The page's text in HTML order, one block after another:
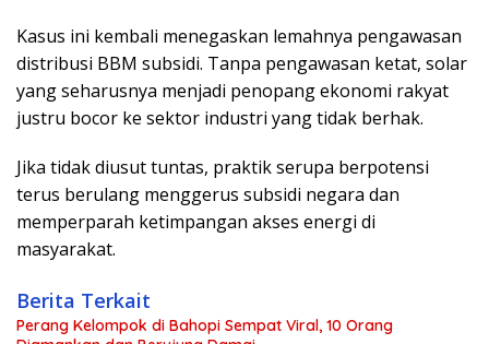
Kasus ini kembali menegaskan lemahnya pengawasan
distribusi BBM subsidi. Tanpa pengawasan ketat, solar
yang seharusnya menjadi penopang ekonomi rakyat
justru bocor ke sektor industri yang tidak berhak.
Jika tidak diusut tuntas, praktik serupa berpotensi
terus berulang menggerus subsidi negara dan
memperparah ketimpangan akses energi di
masyarakat.
Berita Terkait
Perang Kelompok di Bahopi Sempat Viral, 10 Orang